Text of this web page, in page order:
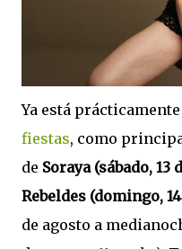
Ya está
fiestas, como
de Soraya (sábado, 13
Rebeldes (domingo, 14
de agosto a